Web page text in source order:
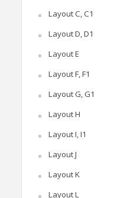
Layout C, C1
Layout D, D1
Layout E
Layout F, F1
Layout G, G1
Layout H
Layout I, I1
Layout J
Layout K
Layout L